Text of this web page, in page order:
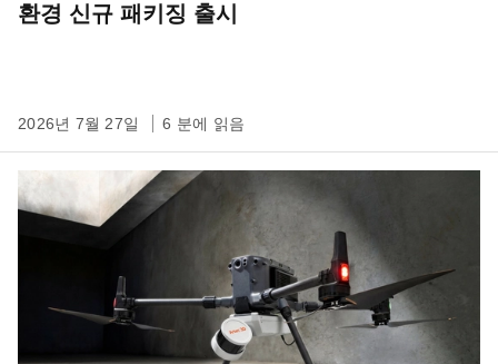
환경 신규 패키징 출시
2026년 7월 27일 6 분에 읽음